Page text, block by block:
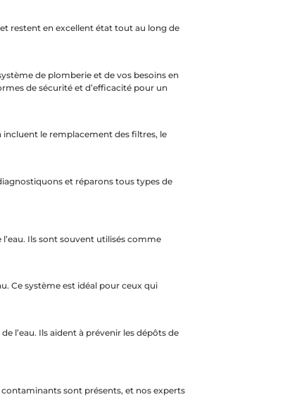
restent en excellent état tout au long de
de plomberie et de vos besoins en
de sécurité et d’efficacité pour un
incluent le remplacement des filtres, le
et réparons tous types de
Ils sont souvent utilisés comme
Ce système est idéal pour ceux qui
l’eau. Ils aident à prévenir les dépôts de
contaminants sont présents, et nos experts